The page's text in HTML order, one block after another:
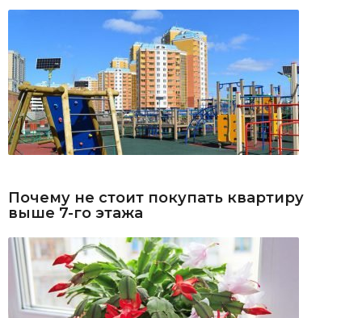
Почему не стоит покупать квартиру
выше 7-го этажа